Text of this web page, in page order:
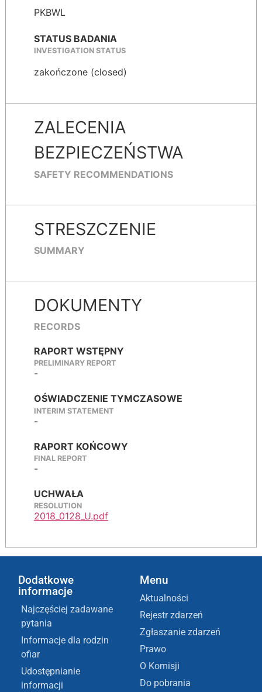
PKBWL
STATUS BADANIA
INVESTIGATION STATUS
zakończone (closed)
ZALECENIA
BEZPIECZEŃSTWA
SAFETY RECOMMENDATIONS
STRESZCZENIE
SUMMARY
DOKUMENTY
RECORDS
RAPORT WSTĘPNY
PRELIMINARY REPORT
-
OŚWIADCZENIE TYMCZASOWE
INTERIM STATEMENT
-
RAPORT KOŃCOWY
FINAL REPORT
-
UCHWAŁA
RESOLUTION
2018_0128_U.pdf
Dodatkowe
informacje
Najczęściej zadawane
pytania
Informacje dla rodzin
ofiar
Udostępnianie
informacji
Menu
Aktualności
Rejestr zdarzeń
Zgłaszanie zdarzeń
Prawo
O Komisji
Do pobrania